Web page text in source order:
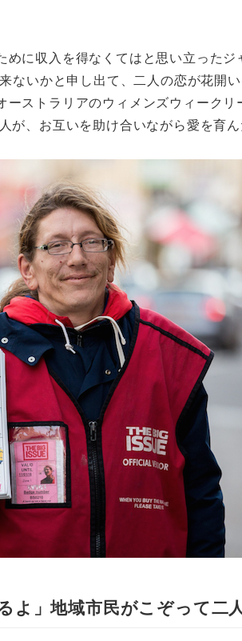
に収入を得なくてはと思い立った
ないかと申し出て、二人の恋が花開
ストラリアのウィメンズウィーク
、お互いを助け合いながら愛を育
よ」地域市民がこぞって二